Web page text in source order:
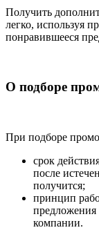
Получить
легко, используя
понравившееся
О подборе
При подборе
срок
после
получится;
принцип
компании.